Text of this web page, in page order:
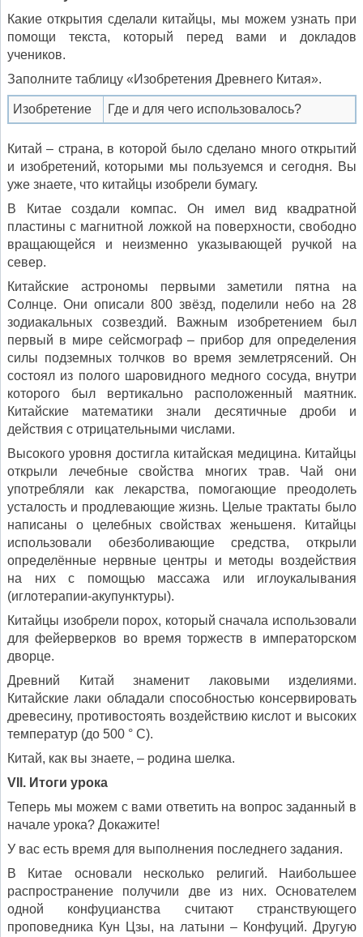
Какие открытия сделали китайцы, мы можем узнать при
помощи текста, который перед вами и докладов
учеников.
Заполните таблицу «Изобретения Древнего Китая».
Изобретение Где и для чего использовалось?
Китай – страна, в которой было сделано много открытий
и изобретений, которыми мы пользуемся и сегодня. Вы
уже знаете, что китайцы изобрели бумагу.
В Китае создали компас. Он имел вид квадратной
пластины с магнитной ложкой на поверхности, свободно
вращающейся и неизменно указывающей ручкой на
север.
Китайские астрономы первыми заметили пятна на
Солнце. Они описали 800 звёзд, поделили небо на 28
зодиакальных созвездий. Важным изобретением был
первый в мире сейсмограф – прибор для определения
силы подземных толчков во время землетрясений. Он
состоял из полого шаровидного медного сосуда, внутри
которого был вертикально расположенный маятник.
Китайские математики знали десятичные дроби и
действия с отрицательными числами.
Высокого уровня достигла китайская медицина. Китайцы
открыли лечебные свойства многих трав. Чай они
употребляли как лекарства, помогающие преодолеть
усталость и продлевающие жизнь. Целые трактаты было
написаны о целебных свойствах женьшеня. Китайцы
использовали обезболивающие средства, открыли
определённые нервные центры и методы воздействия
на них с помощью массажа или иглоукалывания
(иглотерапии-акупунктуры).
Китайцы изобрели порох, который сначала использовали
для фейерверков во время торжеств в императорском
дворце.
Древний Китай знаменит лаковыми изделиями.
Китайские лаки обладали способностью консервировать
древесину, противостоять воздействию кислот и высоких
температур (до 500 ° С).
Китай, как вы знаете, – родина шелка.
VII. Итоги урока
Теперь мы можем с вами ответить на вопрос заданный в
начале урока? Докажите!
У вас есть время для выполнения последнего задания.
В Китае основали несколько религий. Наибольшее
распространение получили две из них. Основателем
одной конфуцианства считают странствующего
проповедника Кун Цзы, на латыни – Конфуций. Другую